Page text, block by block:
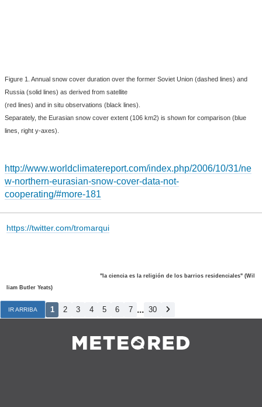
Figure 1. Annual snow cover duration over the former Soviet Union (dashed lines) and
Russia (solid lines) as derived from satellite
(red lines) and in situ observations (black lines).
Separately, the Eurasian snow cover extent (106 km2) is shown for comparison (blue
lines, right y-axes).
http://www.worldclimatereport.com/index.php/2006/10/31/ne
w-northern-eurasian-snow-cover-data-not-
cooperating/#more-181
https://twitter.com/tromarqui
"la ciencia es la religión de los barrios residenciales" (Wil
liam Butler Yeats)
IR ARRIBA 1 2 3 4 5 6 7 ... 30